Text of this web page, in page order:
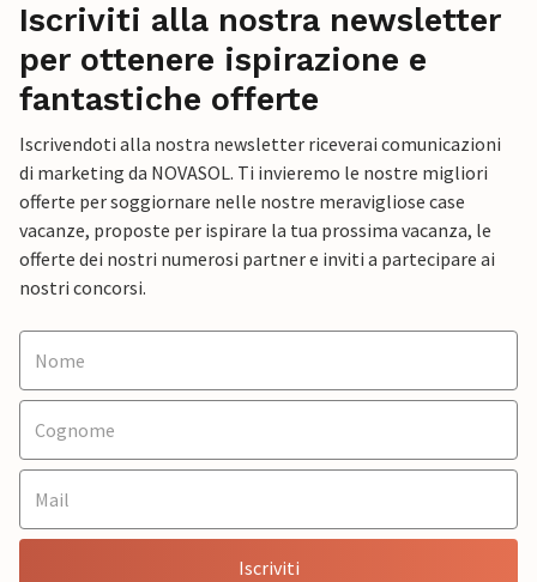
Iscriviti alla nostra newsletter
per ottenere ispirazione e
fantastiche offerte
Iscrivendoti alla nostra newsletter riceverai comunicazioni
di marketing da NOVASOL. Ti invieremo le nostre migliori
offerte per soggiornare nelle nostre meravigliose case
vacanze, proposte per ispirare la tua prossima vacanza, le
offerte dei nostri numerosi partner e inviti a partecipare ai
nostri concorsi.
Iscriviti